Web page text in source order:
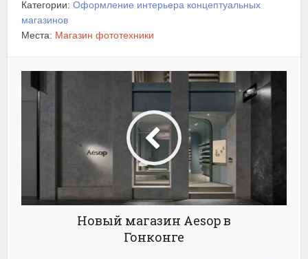
Категории:Оформление интерьера концептуальных
магазинов
Места: Магазин фототехники
Новый магазин Aesop в
Гонконге